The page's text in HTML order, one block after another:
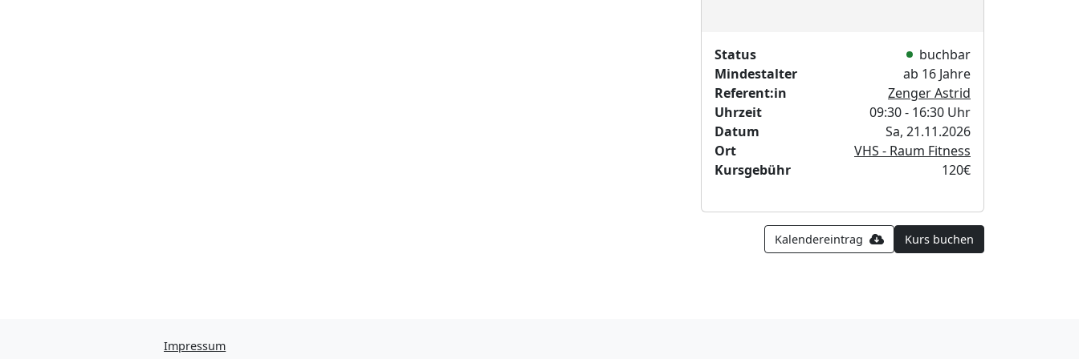
Status
buchbar
Mindestalter
ab 16 Jahre
Referent:in
Zenger Astrid
Uhrzeit
09:30 - 16:30 Uhr
Datum
Sa, 21.11.2026
Ort
VHS - Raum Fitness
Kursgebühr
120€
Kalendereintrag Kurs buchen
Impressum